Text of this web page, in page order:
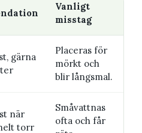
Vanligt
misstag
gärna
Placeras för
mörkt och
blir långsmal.
när
torr
Småvattnas
ofta och får